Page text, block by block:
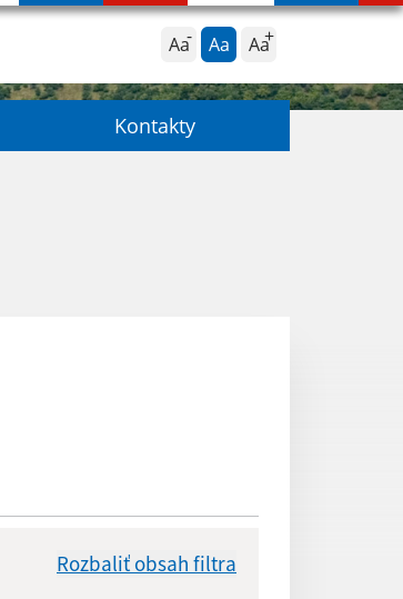
Aa Aa Aa
Kontakty
Rozbaliť obsah filtra